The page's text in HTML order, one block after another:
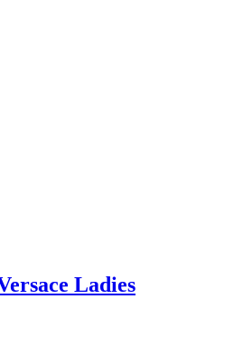
Ladies